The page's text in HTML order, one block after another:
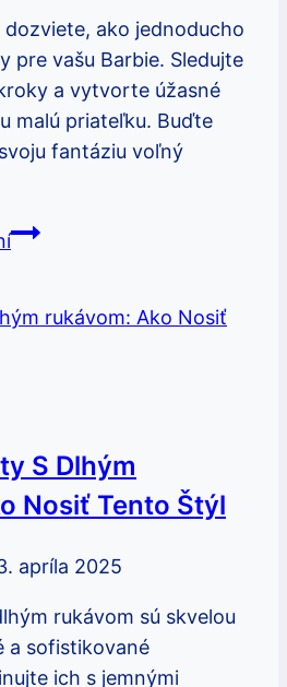
ako jednoducho
pre vašu Barbie. Sledujte
a vytvorte úžasné
malú priateľku. Buďte
fantáziu voľný
Ako
pre
projekty
S Dlhým
Nosiť Tento Štýl
apríla 2025
rukávom sú skvelou
a sofistikované
ich s jemnými